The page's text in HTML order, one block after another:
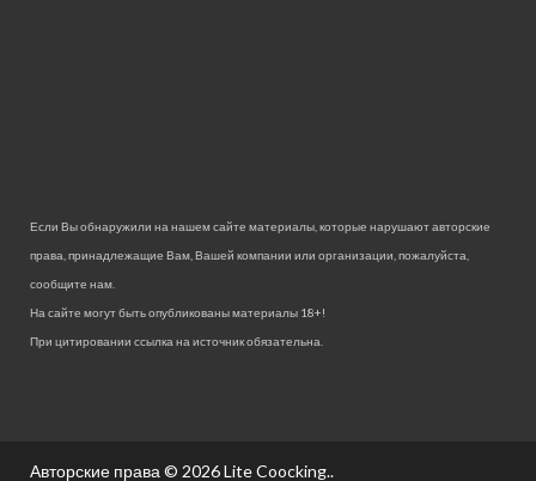
Если Вы обнаружили на нашем сайте материалы, которые нарушают авторские
права, принадлежащие Вам, Вашей компании или организации, пожалуйста,
сообщите нам.
На сайте могут быть опубликованы материалы 18+!
При цитировании ссылка на источник обязательна.
Авторские права © 2026Lite Coocking..